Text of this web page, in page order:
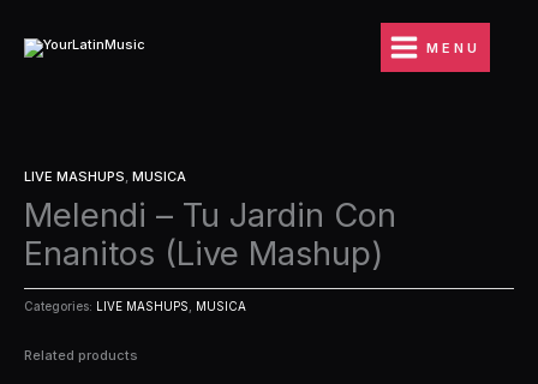
contenido
MENU
LIVE MASHUPS, MUSICA
Melendi – Tu Jardin Con
Enanitos (Live Mashup)
Categories: LIVE MASHUPS, MUSICA
Related products